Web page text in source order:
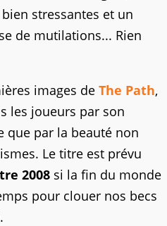
stressantes et un
de mutilations... Rien
images de The Path,
les joueurs par son
que par la beauté non
Le titre est prévu
2008 si la fin du monde
pour clouer nos becs